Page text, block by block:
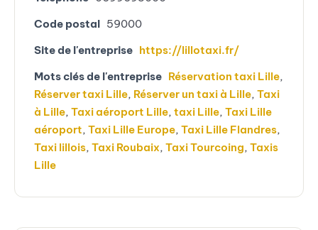
Code postal 59000
Site de l'entreprise https://lillotaxi.fr/
Mots clés de l'entreprise Réservation taxi Lille,
Réserver taxi Lille, Réserver un taxi à Lille, Taxi
à Lille, Taxi aéroport Lille, taxi Lille, Taxi Lille
aéroport, Taxi Lille Europe, Taxi Lille Flandres,
Taxi lillois, Taxi Roubaix, Taxi Tourcoing, Taxis
Lille